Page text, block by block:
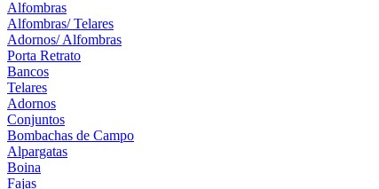
Alfombras
Alfombras/ Telares
Adornos/ Alfombras
Porta Retrato
Bancos
Telares
Adornos
Conjuntos
Bombachas de Campo
Alpargatas
Boina
Fajas